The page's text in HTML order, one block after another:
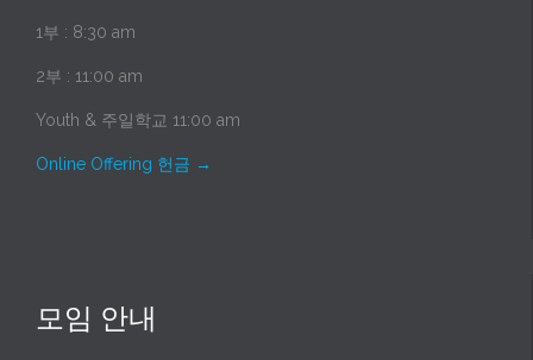
1부 : 8:30 am
2부 : 11:00 am
Youth & 주일학교 11:00 am
Online Offering 헌금 →
모임 안내